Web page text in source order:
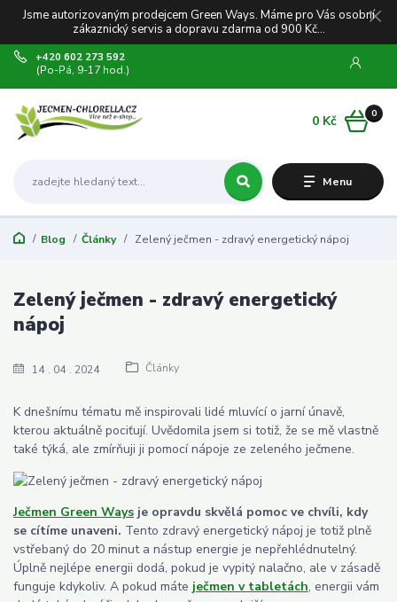
Jsme autorizovaným prodejcem Green Ways. Máme pro Vás osobní
zákaznický servis a dopravu zdarma od 900 Kč...
Menu
+420 602 273 592
(Po-Pá, 9-17 hod.)
0
0 Kč
Blog Články Zelený ječmen - zdravý energetický nápoj
14 04 2024 Články
Zelený ječmen - zdravý energetický
nápoj
K dnešnímu tématu mě inspirovali lidé mluvící o jarní únavě,
kterou aktuálně pociťují. Uvědomila jsem si totiž, že se mě vlastně
také týká, ale zmírňuji ji pomocí nápoje ze zeleného ječmene.
Ječmen Green Ways je opravdu skvělá pomoc ve chvíli, kdy
se cítíme unaveni. Tento zdravý energetický nápoj je totiž plně
vstřebaný do 20 minut a nástup energie je nepřehlédnutelný.
Úplně nejlépe energii dodá, pokud je vypitý nalačno, ale v zásadě
funguje kdykoliv. A pokud máte ječmen v tabletách, energii vám